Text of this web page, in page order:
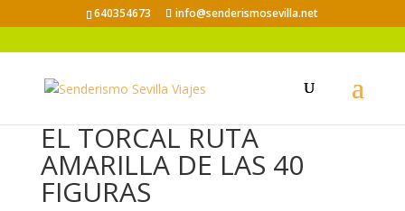
640354673 info@senderismosevilla.net
EL TORCAL RUTA
AMARILLA DE LAS 40
FIGURAS